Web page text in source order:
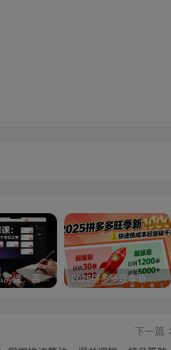
淘高客单私房课：高客单成交的3个核心基础，1个实操法宝 2025拼多多旺季新老店铺——快速低成本起量破千单
下一篇